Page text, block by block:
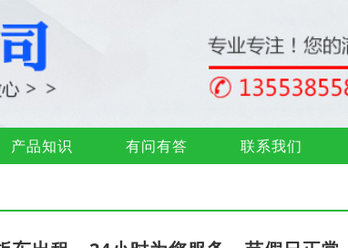
产品知识 有问有答 联系我们